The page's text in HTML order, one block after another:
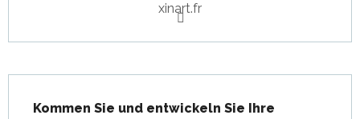
xinart.fr
Kommen Sie und entwickeln Sie Ihre